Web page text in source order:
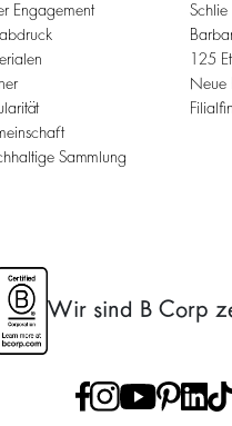
Engagement
Sammlung
125
Neue
Wir sind B Corp